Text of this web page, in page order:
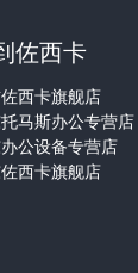
佐西卡
西卡旗舰店
马斯办公专营店
公设备专营店
西卡旗舰店